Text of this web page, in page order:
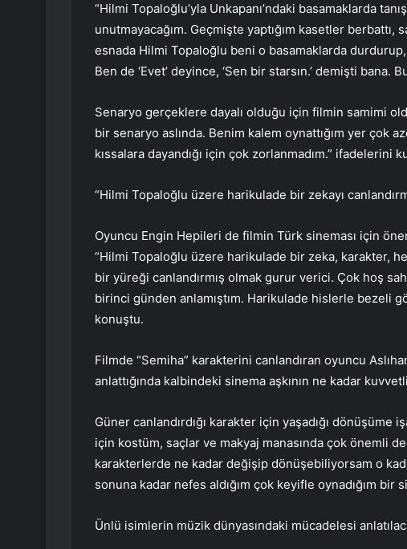
“Hilmi Topaloğlu’yla Unkapanı’ndaki basamaklarda
unutmayacağım. Geçmişte yaptığım kasetler berbattı,
esnada Hilmi Topaloğlu beni o basamaklarda durdurup,
Ben de ‘Evet’ deyince, ‘Sen bir starsın.’ demişti bana.
Senaryo gerçeklere dayalı olduğu için filmin samimi
bir senaryo aslında. Benim kalem oynattığım yer çok
kıssalara dayandığı için çok zorlanmadım.” ifadelerini
“Hilmi Topaloğlu üzere harikulade bir zekayı
Oyuncu Engin Hepileri de filmin Türk sineması için
“Hilmi Topaloğlu üzere harikulade bir zeka, karakter,
bir yüreği canlandırmış olmak gurur verici. Çok hoş
birinci günden anlamıştım. Harikulade hislerle bezeli
konuştu.
Filmde “Semiha” karakterini canlandıran oyuncu
anlattığında kalbindeki sinema aşkının ne kadar
Güner canlandırdığı karakter için yaşadığı dönüşüme
için kostüm, saçlar ve makyaj manasında çok önemli
karakterlerde ne kadar değişip dönüşebiliyorsam o
sonuna kadar nefes aldığım çok keyifle oynadığım
Ünlü isimlerin müzik dünyasındaki mücadelesi